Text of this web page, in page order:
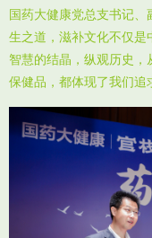
国药大健康党总支书记
生之道，滋补文化不仅是
智慧的结晶，纵观历史
保健品，都体现了我们追